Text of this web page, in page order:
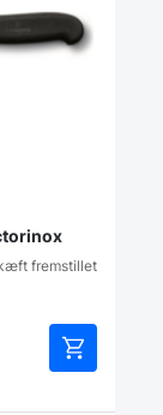
fremstillet